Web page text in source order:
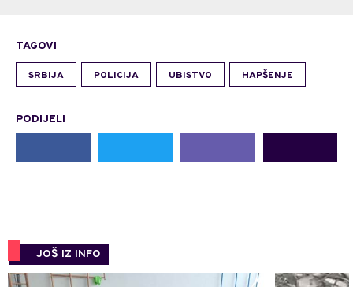
TAGOVI
SRBIJA POLICIJA UBISTVO HAPŠENJE
PODIJELI
JOŠ IZ INFO
0